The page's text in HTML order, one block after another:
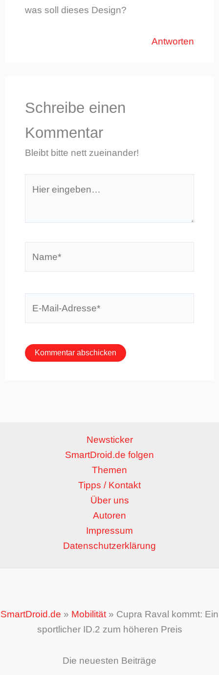
was soll dieses Design?
Antworten
Schreibe einen
Kommentar
Bleibt bitte nett zueinander!
eingeben…
Newsticker
SmartDroid.de folgen
Themen
Tipps / Kontakt
Über uns
Autoren
Impressum
Datenschutzerklärung
SmartDroid.de » Mobilität» Cupra Raval kommt: Ein
sportlicher ID.2 zum höheren Preis
Die neuesten Beiträge